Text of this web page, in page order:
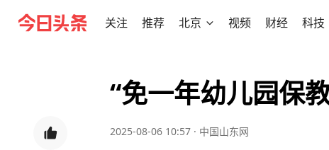
关注 推荐 北京 视频 财经 科技
“免一年幼儿园保
2025-08-06 10:57 · 中国山东网